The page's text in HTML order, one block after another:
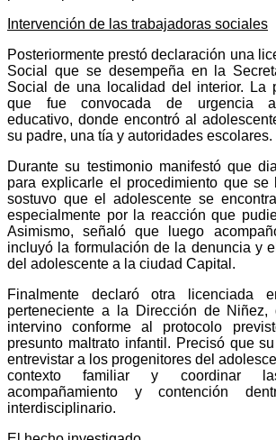
Intervención de las trabajadoras sociales
Posteriormente prestó declaración una
Social que se desempeña en la
Social de una localidad del interior. La
que fue convocada de urgencia al
educativo, donde encontró al
su padre, una tía y autoridades escolares.
Durante su testimonio manifestó que
para explicarle el procedimiento que se
sostuvo que el adolescente se
especialmente por la reacción que
Asimismo, señaló que luego
incluyó la formulación de la denuncia y
del adolescente a la ciudad Capital.
Finalmente declaró otra licenciada
perteneciente a la Dirección de Niñez,
intervino conforme al protocolo
presunto maltrato infantil. Precisó que
entrevistar a los progenitores del
contexto familiar y coordinar
acompañamiento y contención
interdisciplinario.